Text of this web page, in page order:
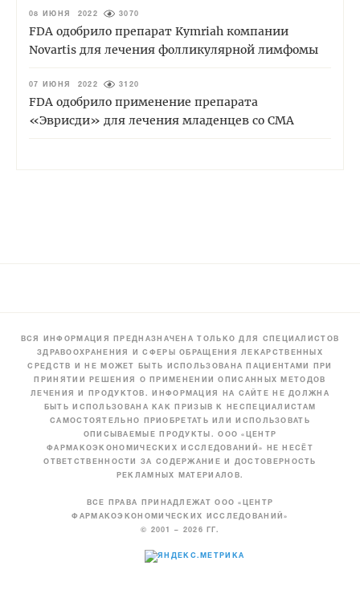
08 ИЮНЯ 2022 3070
FDA одобрило препарат Kymriah компании
Novartis для лечения фолликулярной лимфомы
07 ИЮНЯ 2022 3120
FDA одобрило применение препарата
«Эврисди» для лечения младенцев со СМА
ВСЯ ИНФОРМАЦИЯ ПРЕДНАЗНАЧЕНА ТОЛЬКО ДЛЯ СПЕЦИАЛИСТОВ
ЗДРАВООХРАНЕНИЯ И СФЕРЫ ОБРАЩЕНИЯ ЛЕКАРСТВЕННЫХ
СРЕДСТВ И НЕ МОЖЕТ БЫТЬ ИСПОЛЬЗОВАНА ПАЦИЕНТАМИ ПРИ
ПРИНЯТИИ РЕШЕНИЯ О ПРИМЕНЕНИИ ОПИСАННЫХ МЕТОДОВ
ЛЕЧЕНИЯ И ПРОДУКТОВ. ИНФОРМАЦИЯ НА САЙТЕ НЕ ДОЛЖНА
БЫТЬ ИСПОЛЬЗОВАНА КАК ПРИЗЫВ К НЕСПЕЦИАЛИСТАМ
САМОСТОЯТЕЛЬНО ПРИОБРЕТАТЬ ИЛИ ИСПОЛЬЗОВАТЬ
ОПИСЫВАЕМЫЕ ПРОДУКТЫ. ООО «ЦЕНТР
ФАРМАКОЭКОНОМИЧЕСКИХ ИССЛЕДОВАНИЙ» НЕ НЕСЁТ
ОТВЕТСТВЕННОСТИ ЗА СОДЕРЖАНИЕ И ДОСТОВЕРНОСТЬ
РЕКЛАМНЫХ МАТЕРИАЛОВ.
ВСЕ ПРАВА ПРИНАДЛЕЖАТ ООО «ЦЕНТР
ФАРМАКОЭКОНОМИЧЕСКИХ ИССЛЕДОВАНИЙ»
© 2001 – 2026 ГГ.